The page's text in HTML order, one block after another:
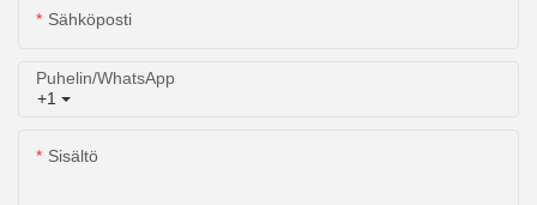
Sähköposti
+1
Puhelin/WhatsApp
Sisältö